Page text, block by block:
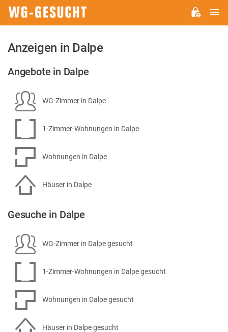
Anzeigen in Dalpe
Angebote in Dalpe
WG-Zimmer in Dalpe
1-Zimmer-Wohnungen in Dalpe
Wohnungen in Dalpe
Häuser in Dalpe
Gesuche in Dalpe
WG-Zimmer in Dalpe gesucht
1-Zimmer-Wohnungen in Dalpe gesucht
Wohnungen in Dalpe gesucht
Häuser in Dalpe gesucht